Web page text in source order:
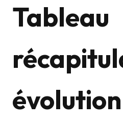
Tableau